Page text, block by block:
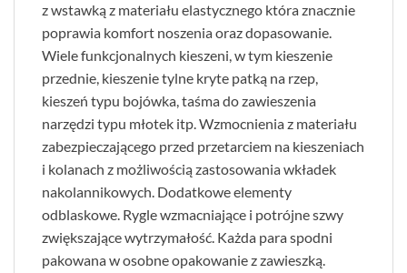
z wstawką z materiału elastycznego która znacznie
poprawia komfort noszenia oraz dopasowanie.
Wiele funkcjonalnych kieszeni, w tym kieszenie
przednie, kieszenie tylne kryte patką na rzep,
kieszeń typu bojówka, taśma do zawieszenia
narzędzi typu młotek itp. Wzmocnienia z materiału
zabezpieczającego przed przetarciem na kieszeniach
i kolanach z możliwością zastosowania wkładek
nakolannikowych. Dodatkowe elementy
odblaskowe. Rygle wzmacniające i potrójne szwy
zwiększające wytrzymałość. Każda para spodni
pakowana w osobne opakowanie z zawieszką.